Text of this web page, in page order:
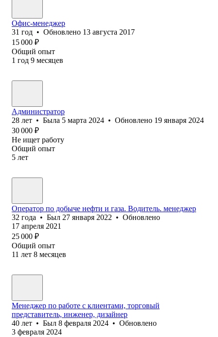
Офис-менеджер
31 год • Обновлено 13 августа 2017
15 000 ₽
Общий опыт
1 год 9 месяцев
Администратор
28 лет • Была 5 марта 2024 • Обновлено 19 января 2024
30 000 ₽
Не ищет работу
Общий опыт
5 лет
Оператор по добыче нефти и газа. Водитель. менеджер
32 года • Был 27 января 2022 • Обновлено
17 апреля 2021
25 000 ₽
Общий опыт
11 лет 8 месяцев
Менеджер по работе с клиентами, торговый
представитель, инженер, дизайнер
40 лет • Был 8 февраля 2024 • Обновлено
3 февраля 2024